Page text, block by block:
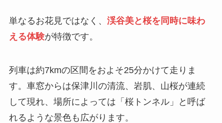
単なるお花見ではなく、 渓谷美と桜を同時に味わ
える体験が特徴です。
列車は約7kmの区間をおよそ25分かけて走りま
す。車窓からは保津川の清流、岩肌、山桜が連続
して現れ、場所によっては「桜トンネル」と呼ば
れるような景色も広がります。